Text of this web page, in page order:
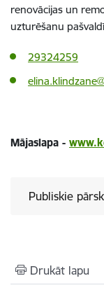
renovācijas un
uzturēšanu
29324259
Mājaslapa -
Publiskie
Drukāt lapu